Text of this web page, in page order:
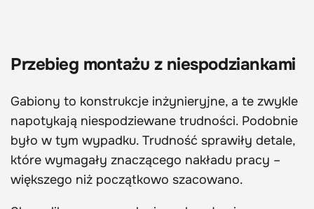
Przebieg montażu z niespodziankami
Gabiony to konstrukcje inżynieryjne, a te zwykle
napotykają niespodziewane trudności. Podobnie
było w tym wypadku. Trudność sprawiły detale,
które wymagały znaczącego nakładu pracy –
większego niż początkowo szacowano.